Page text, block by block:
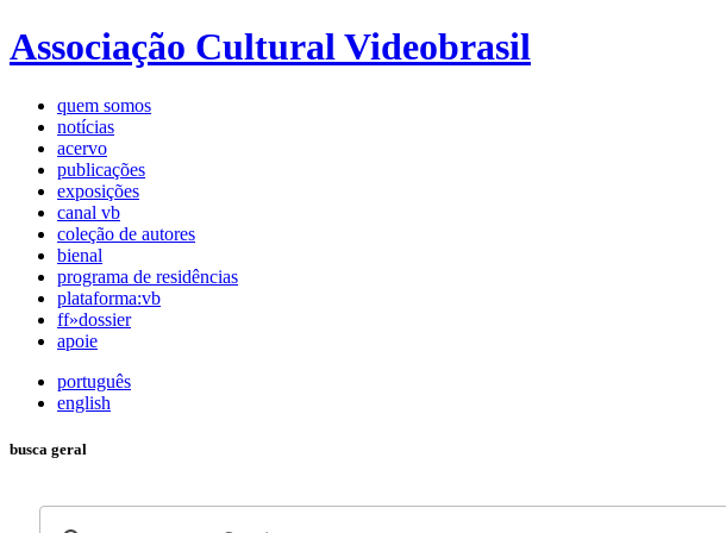
Associação Cultural Videobrasil
quem somos
notícias
acervo
publicações
exposições
canal vb
coleção de autores
bienal
programa de residências
plataforma:vb
ff»dossier
apoie
português
english
busca geral